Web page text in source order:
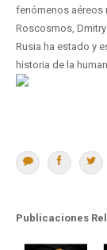
fenómenos aéreos
Roscosmos,
Rusia ha estado y
historia de la
Publicaciones